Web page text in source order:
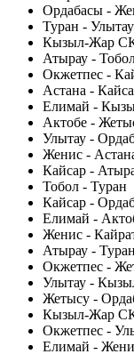
Ордабасы -
Туран - Улытау
Кызыл-Жар
Атырау -
Окжетпес -
Астана -
Елимай -
Актобе -
Улытау -
Женис -
Кайсар -
Тобол - Туран
Кайсар -
Елимай -
Женис -
Атырау - Туран
Окжетпес -
Улытау -
Жетысу -
Кызыл-Жар
Окжетпес -
Елимай -